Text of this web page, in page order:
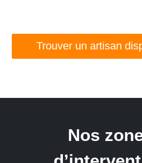
Trouver un artisan
Nos